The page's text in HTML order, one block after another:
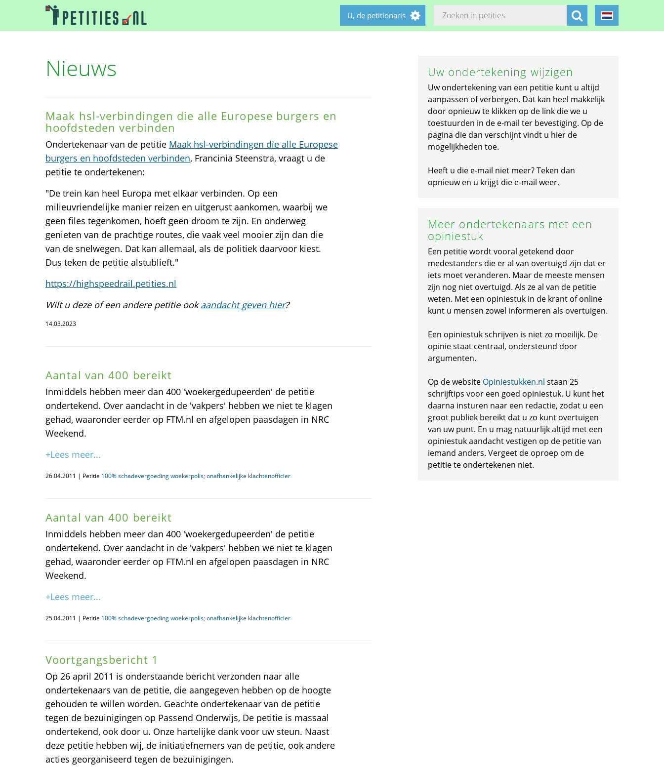
U, de petitionaris
Nieuws
Maak hsl-verbindingen die alle Europese burgers en
hoofdsteden verbinden
Ondertekenaar van de petitie Maak hsl-verbindingen die alle Europese
burgers en hoofdsteden verbinden, Francinia Steenstra, vraagt u de
petitie te ondertekenen:
"De trein kan heel Europa met elkaar verbinden. Op een
milieuvriendelijke manier reizen en uitgerust aankomen, waarbij we
geen files tegenkomen, hoeft geen droom te zijn. En onderweg
genieten van de prachtige routes, die vaak veel mooier zijn dan die
van de snelwegen. Dat kan allemaal, als de politiek daarvoor kiest.
Dus teken de petitie alstublieft."
https://highspeedrail.petities.nl
Wilt u deze of een andere petitie ookaandacht geven hier?
14.03.2023
Aantal van 400 bereikt
Inmiddels hebben meer dan 400 'woekergedupeerden' de petitie
ondertekend. Over aandacht in de 'vakpers' hebben we niet te klagen
gehad, waaronder eerder op FTM.nl en afgelopen paasdagen in NRC
Weekend.
+Lees meer...
26.04.2011 | Petitie 100% schadevergoeding woekerpolis; onafhankelijke klachtenofficier
Aantal van 400 bereikt
Inmiddels hebben meer dan 400 'woekergedupeerden' de petitie
ondertekend. Over aandacht in de 'vakpers' hebben we niet te klagen
gehad, waaronder eerder op FTM.nl en afgelopen paasdagen in NRC
Weekend.
+Lees meer...
25.04.2011 | Petitie 100% schadevergoeding woekerpolis; onafhankelijke klachtenofficier
Voortgangsbericht 1
Op 26 april 2011 is onderstaande bericht verzonden naar alle
ondertekenaars van de petitie, die aangegeven hebben op de hoogte
gehouden te willen worden. Geachte ondertekenaar van de petitie
tegen de bezuinigingen op Passend Onderwijs, De petitie is massaal
ondertekend, ook door u. Onze hartelijke dank voor uw steun. Naast
deze petitie hebben wij, de initiatiefnemers van de petitie, ook andere
acties georganiseerd tegen de bezuinigingen.
Uw ondertekening wijzigen
Uw ondertekening van een petitie kunt u altijd
aanpassen of verbergen. Dat kan heel makkelijk
door opnieuw te klikken op de link die we u
toestuurden in de e-mail ter bevestiging. Op de
pagina die dan verschijnt vindt u hier de
mogelijkheden toe.
Heeft u die e-mail niet meer? Teken dan
opnieuw en u krijgt die e-mail weer.
Meer ondertekenaars met een
opiniestuk
Een petitie wordt vooral getekend door
medestanders die er al van overtuigd zijn dat er
iets moet veranderen. Maar de meeste mensen
zijn nog niet overtuigd. Als ze al van de petitie
weten. Met een opiniestuk in de krant of online
kunt u mensen zowel informeren als overtuigen.
Een opiniestuk schrijven is niet zo moeilijk. De
opinie staat centraal, ondersteund door
argumenten.
Op de website Opiniestukken.nl staan 25
schrijftips voor een goed opiniestuk. U kunt het
daarna insturen naar een redactie, zodat u een
groot publiek bereikt dat u zo kunt overtuigen
van uw punt. En u mag natuurlijk altijd met een
opiniestuk aandacht vestigen op de petitie van
iemand anders. Vergeet de oproep om de
petitie te ondertekenen niet.